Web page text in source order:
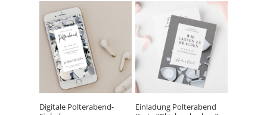
Digitale Polterabend-
Einladung Polterabend
Dieses
weist
mehrere
Varianten
auf.
Die
Optionen
können